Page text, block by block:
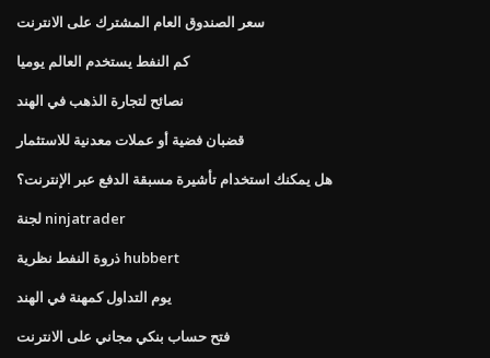
سعر الصندوق العام المشترك على الانترنت
كم النفط يستخدم العالم يوميا
نصائح لتجارة الذهب في الهند
قضبان فضية أو عملات معدنية للاستثمار
هل يمكنك استخدام تأشيرة مسبقة الدفع عبر الإنترنت؟
لجنة ninjatrader
ذروة النفط نظرية hubbert
يوم التداول كمهنة في الهند
فتح حساب بنكي مجاني على الانترنت